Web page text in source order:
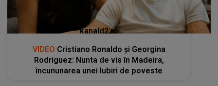
kanald2.ro
VIDEO Cristiano Ronaldo și Georgina
Rodriguez: Nunta de vis în Madeira,
încununarea unei Iubiri de poveste